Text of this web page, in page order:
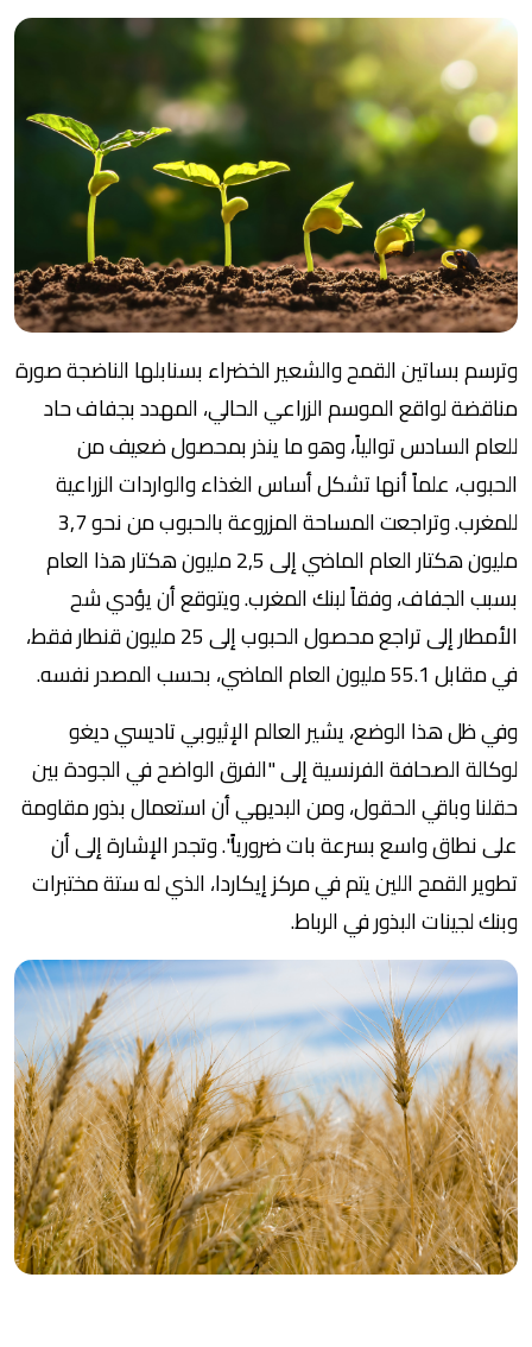
وترسم بساتين القمح والشعير الخضراء بسنابلها الناضجة صورة
مناقضة لواقع الموسم الزراعي الحالي، المهدد بجفاف حاد
للعام السادس توالياً، وهو ما ينذر بمحصول ضعيف من
الحبوب، علماً أنها تشكل أساس الغذاء والواردات الزراعية
للمغرب. وتراجعت المساحة المزروعة بالحبوب من نحو 3,7
مليون هكتار العام الماضي إلى 2,5 مليون هكتار هذا العام
بسبب الجفاف، وفقاً لبنك المغرب. ويتوقع أن يؤدي شح
الأمطار إلى تراجع محصول الحبوب إلى 25 مليون قنطار فقط،
في مقابل 55.1 مليون العام الماضي، بحسب المصدر نفسه.
وفي ظل هذا الوضع، يشير العالم الإثيوبي تاديسي ديغو
لوكالة الصحافة الفرنسية إلى "الفرق الواضح في الجودة بين
حقلنا وباقي الحقول، ومن البديهي أن استعمال بذور مقاومة
على نطاق واسع بسرعة بات ضرورياً". وتجدر الإشارة إلى أن
تطوير القمح اللين يتم في مركز إيكاردا، الذي له ستة مختبرات
وبنك لجينات البذور في الرباط.